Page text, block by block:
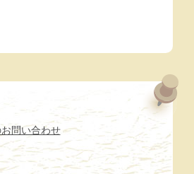
お問い合わせ